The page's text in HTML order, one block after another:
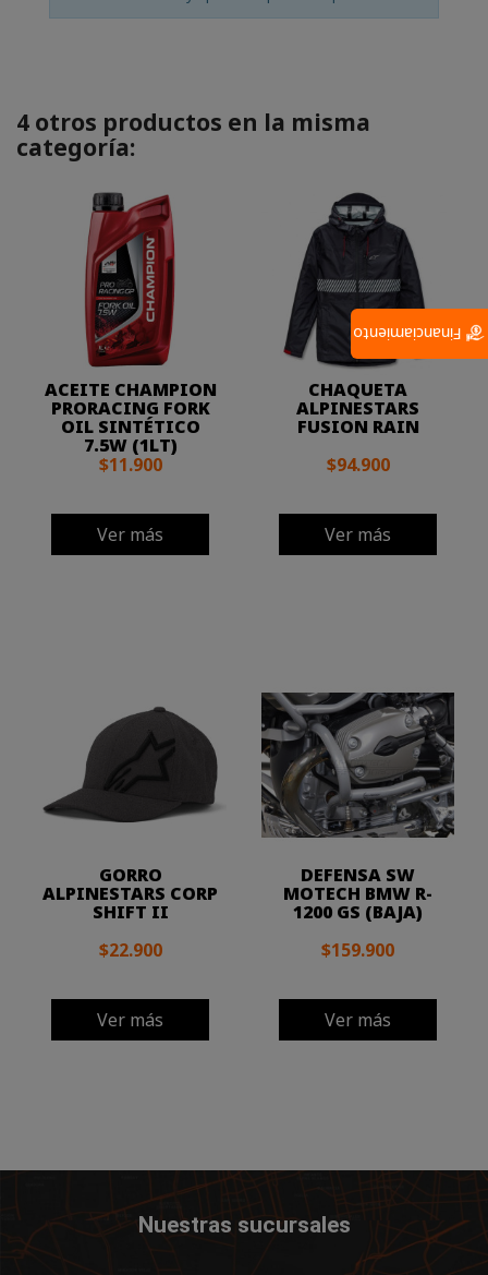
4 otros productos en la misma
categoría:
ACEITE CHAMPION
PRORACING FORK
OIL SINTÉTICO
7.5W (1LT)
$11.900
Ver más
CHAQUETA
ALPINESTARS
FUSION RAIN
$94.900
Ver más
GORRO
ALPINESTARS CORP
SHIFT II
$22.900
Ver más
DEFENSA SW
MOTECH BMW R-
1200 GS (BAJA)
$159.900
Ver más
Nuestras sucursales
Financiamiento